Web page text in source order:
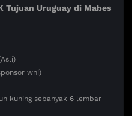
Tujuan Uruguay di Mabes
wni)
kuning sebanyak 6 lembar